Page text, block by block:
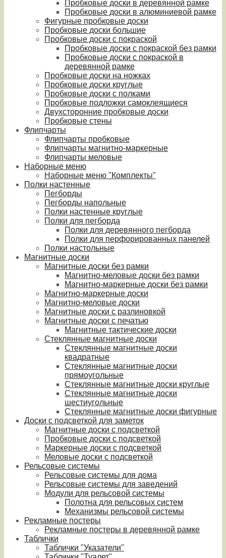
Пробковые доски в деревянной рамке
Пробковые доски в алюминиевой рамке
Фигурные пробковые доски
Пробковые доски большие
Пробковые доски с покраской
Пробковые доски с покраской без рамки
Пробковые доски с покраской в
деревянной рамке
Пробковые доски на ножках
Пробковые доски круглые
Пробковые доски с полками
Пробковые подложки самоклеящиеся
Двухсторонние пробковые доски
Пробковые стены
Флипчарты
Флипчарты пробковые
Флипчарты магнитно-маркерные
Флипчарты меловые
Наборные меню
Наборные меню "Комплекты"
Полки настенные
Пегборды
Пегборды напольные
Полки настенные круглые
Полки для пегборда
Полки для деревянного пегборда
Полки для перфорированных панелей
Полки настольные
Магнитные доски
Магнитные доски без рамки
Магнитно-меловые доски без рамки
Магнитно-маркерные доски без рамки
Магнитно-маркерные доски
Магнитно-меловые доски
Магнитные доски с разлиновкой
Магнитные доски с печатью
Магнитные тактические доски
Стеклянные магнитные доски
Стеклянные магнитные доски
квадратные
Стеклянные магнитные доски
прямоугольные
Стеклянные магнитные доски круглые
Стеклянные магнитные доски
шестиугольные
Стеклянные магнитные доски фигурные
Доски с подсветкой для заметок
Магнитные доски с подсветкой
Пробковые доски с подсветкой
Маркерные доски с подсветкой
Меловые доски с подсветкой
Рельсовые системы
Рельсовые системы для дома
Рельсовые системы для заведений
Модули для рельсовой системы
Полотна для рельсовых систем
Механизмы рельсовой системы
Рекламные постеры
Рекламные постеры в деревянной рамке
Таблички
Таблички "Указатели"